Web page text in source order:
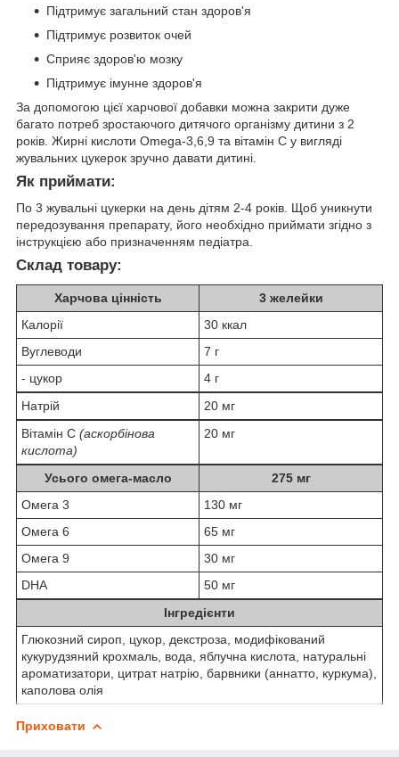
Підтримує загальний стан здоров'я
Підтримує розвиток очей
Сприяє здоров'ю мозку
Підтримує імунне здоров'я
За допомогою цієї харчової добавки можна закрити дуже
багато потреб зростаючого дитячого організму дитини з 2
років. Жирні кислоти Omega-3,6,9 та вітамін С у вигляді
жувальних цукерок зручно давати дитині.
Як приймати:
По 3 жувальні цукерки на день дітям 2-4 років. Щоб уникнути
передозування препарату, його необхідно приймати згідно з
інструкцією або призначенням педіатра.
Склад товару:
Харчова цінність
3 желейки
Калорії
30 ккал
Вуглеводи
7 г
- цукор
4 г
Натрій
20 мг
Вітамін С (аскорбінова
кислота)
20 мг
Усього омега-масло
275 мг
Омега 3
130 мг
Омега 6
65 мг
Омега 9
30 мг
DHA
50 мг
Інгредієнти
Глюкозний сироп, цукор, декстроза, модифікований
кукурудзяний крохмаль, вода, яблучна кислота, натуральні
ароматизатори, цитрат натрію, барвники (аннатто, куркума),
каполова олія
Приховати